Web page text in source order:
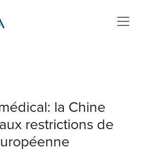
la Chine
restrictions de